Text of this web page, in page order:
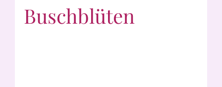
Buschblüten